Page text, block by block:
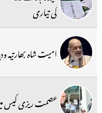
کی تیاری
امیت شاہ بھارتیہ ودیا پار مہوتسو
عصمت ریزی کیس میں